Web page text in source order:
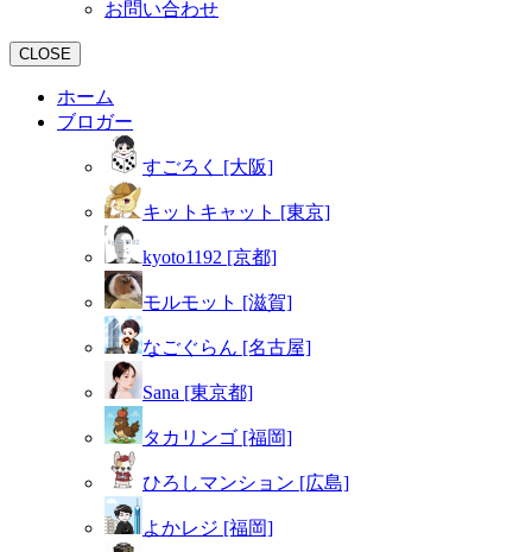
お問い合わせ
CLOSE
ホーム
ブロガー
すごろく [大阪]
キットキャット [東京]
kyoto1192 [京都]
モルモット [滋賀]
なごぐらん [名古屋]
Sana [東京都]
タカリンゴ [福岡]
ひろしマンション [広島]
よかレジ [福岡]